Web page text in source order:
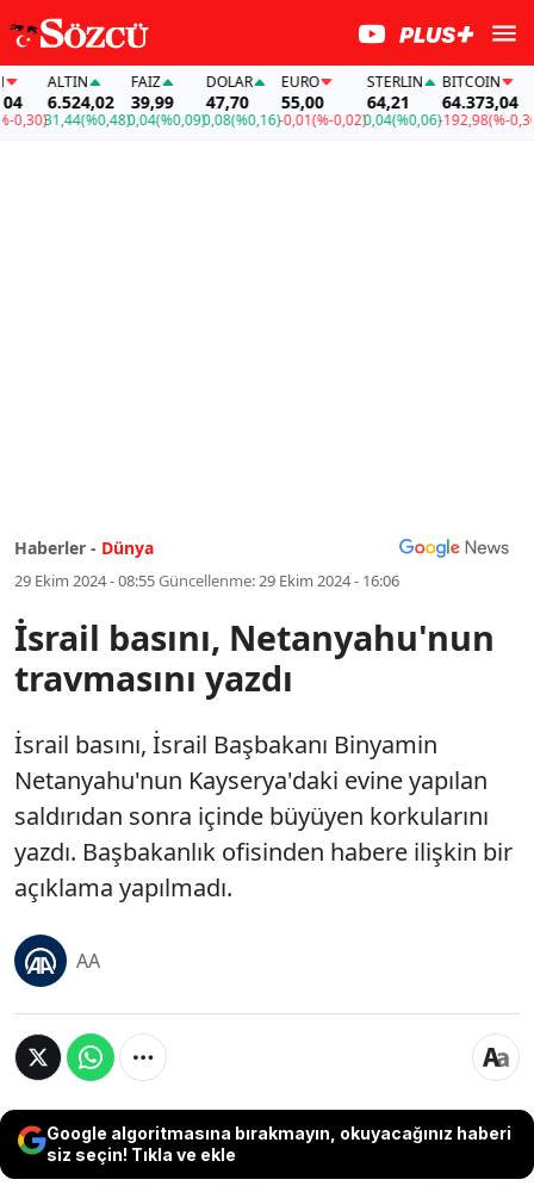
ALTIN
6.524,02
31,44(%0,48)
FAİZ
39,99
0,04(%0,09)
DOLAR
47,70
0,08(%0,16)
EURO
55,00
-0,01(%-0,02)
STERLIN
64,21
0,04(%0,06)
BITCOIN
64.373,04
-192,98(%-0,30)
Haberler - Dünya
29 Ekim 2024 - 08:55Güncellenme:29 Ekim 2024 - 16:06
İsrail basını, Netanyahu'nun
travmasını yazdı
İsrail basını, İsrail Başbakanı Binyamin
Netanyahu'nun Kayserya'daki evine yapılan
saldırıdan sonra içinde büyüyen korkularını
yazdı. Başbakanlık ofisinden habere ilişkin bir
açıklama yapılmadı.
AA
Google algoritmasına bırakmayın, okuyacağınız haberi
siz seçin! Tıkla ve ekle